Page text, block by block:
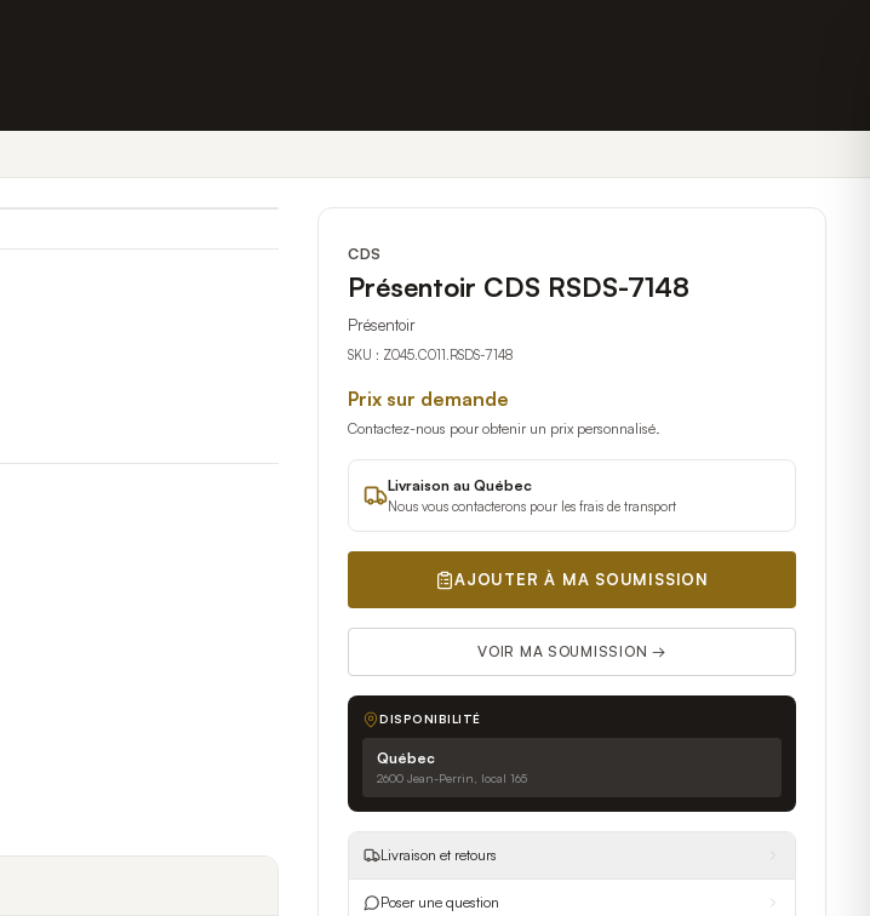
CDS
Présentoir CDS RSDS-7148
Présentoir
SKU : Z045.C011.RSDS-7148
Prix sur demande
Contactez-nous pour obtenir un prix personnalisé.
Livraison au Québec
Nous vous contacterons pour les frais de transport
AJOUTER À MA SOUMISSION
VOIR MA SOUMISSION →
DISPONIBILITÉ
Québec
2600 Jean-Perrin, local 165
Livraison et retours
Poser une question